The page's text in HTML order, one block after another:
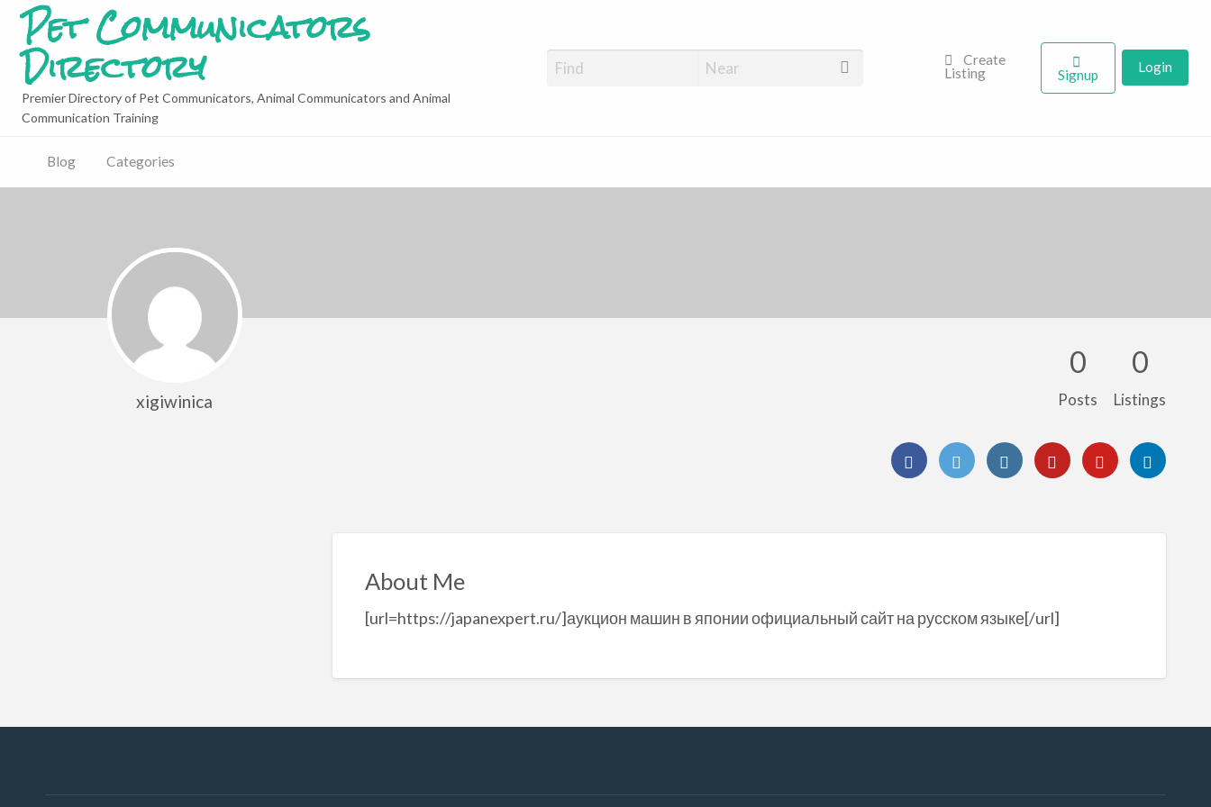
Pet Communicators
Directory
Premier Directory of Pet Communicators, Animal Communicators and Animal
Communication Training
Create
Listing
Signup Login
Blog Categories
xigiwinica
0
Posts
0
Listings
About Me
[url=https://japanexpert.ru/]аукцион машин в японии официальный сайт на русском языке[/url]